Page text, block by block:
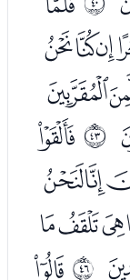
ﰪ ﭵ
ﰭﮌ